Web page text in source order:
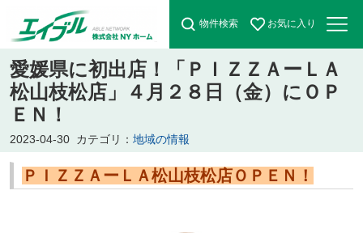
物件検索 お気に入り
愛媛県に初出店！「ＰＩＺＺＡーＬＡ
松山枝松店」４月２８日（金）にＯＰ
ＥＮ！
2023-04-30 カテゴリ： 地域の情報
ＰＩＺＺＡーＬＡ松山枝松店ＯＰＥＮ！